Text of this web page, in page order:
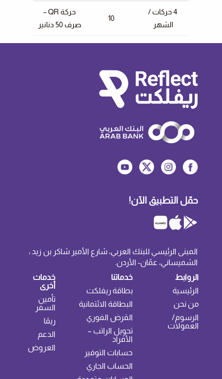
4 حركات /
الشهر
10
حركة QR –
صرف 50 دنانير
حمّل التطبيق الآن!
المبنى الرئيسي للبنك العربي، شارع الأمير شاكر بن زيد ،
الشميساني، عمّان- الأردن.
الروابط
الرئيسية
من نحن
الرسوم/
العمولات
خدماتنا
بطاقة ريفلكت
البطاقة الائتمانية
القرض الفوري
تحويل الراتب –
الأفراد
حسابات التوفير
الحساب الجاري
خدمات
أخرى
تأمين
السفر
ريڤا
الدعم
العروض